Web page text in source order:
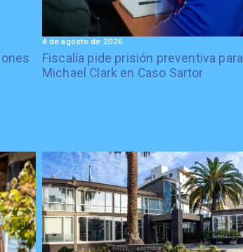
Fiscalía pide prisión preventiva para
Michael Clark en Caso Sartor
4 de agosto de 2026